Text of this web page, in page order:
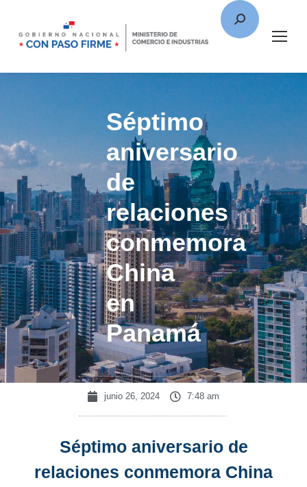
Séptimo
aniversario
de
relaciones
conmemora
China
en
Panamá
junio 26, 2024 7:48 am
Séptimo aniversario de
relaciones conmemora China